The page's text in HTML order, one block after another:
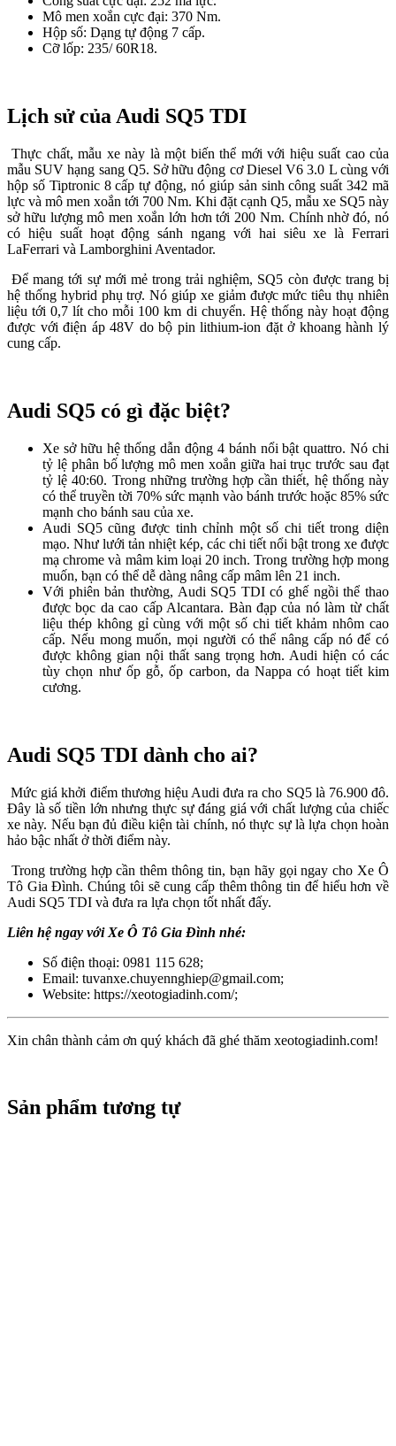
Mô men xoắn cực đại: 370 Nm.
Hộp số: Dạng tự động 7 cấp.
Cỡ lốp: 235/ 60R18.
Lịch sử của Audi SQ5 TDI
Thực chất, mẫu xe này là một biến thể mới với hiệu suất cao của
mẫu SUV hạng sang Q5. Sở hữu động cơ Diesel V6 3.0 L cùng với
hộp số Tiptronic 8 cấp tự động, nó giúp sản sinh công suất 342 mã
lực và mô men xoắn tới 700 Nm. Khi đặt cạnh Q5, mẫu xe SQ5 này
sở hữu lượng mô men xoắn lớn hơn tới 200 Nm. Chính nhờ đó, nó
có hiệu suất hoạt động sánh ngang với hai siêu xe là Ferrari
LaFerrari và Lamborghini Aventador.
Để mang tới sự mới mẻ trong trải nghiệm, SQ5 còn được trang bị
hệ thống hybrid phụ trợ. Nó giúp xe giảm được mức tiêu thụ nhiên
liệu tới 0,7 lít cho mỗi 100 km di chuyển. Hệ thống này hoạt động
được với điện áp 48V do bộ pin lithium-ion đặt ở khoang hành lý
cung cấp.
Audi SQ5 có gì đặc biệt?
Xe sở hữu hệ thống dẫn động 4 bánh nổi bật quattro. Nó chi
tỷ lệ phân bố lượng mô men xoắn giữa hai trục trước sau đạt
tỷ lệ 40:60. Trong những trường hợp cần thiết, hệ thống này
có thể truyền tời 70% sức mạnh vào bánh trước hoặc 85% sức
mạnh cho bánh sau của xe.
Audi SQ5 cũng được tinh chỉnh một số chi tiết trong diện
mạo. Như lưới tản nhiệt kép, các chi tiết nổi bật trong xe được
mạ chrome và mâm kim loại 20 inch. Trong trường hợp mong
muốn, bạn có thể dễ dàng nâng cấp mâm lên 21 inch.
Với phiên bản thường, Audi SQ5 TDI có ghế ngồi thể thao
được bọc da cao cấp Alcantara. Bàn đạp của nó làm từ chất
liệu thép không gỉ cùng với một số chi tiết khảm nhôm cao
cấp. Nếu mong muốn, mọi người có thể nâng cấp nó để có
được không gian nội thất sang trọng hơn. Audi hiện có các
tùy chọn như ốp gỗ, ốp carbon, da Nappa có hoạt tiết kim
cương.
Audi SQ5 TDI dành cho ai?
Mức giá khởi điểm thương hiệu Audi đưa ra cho SQ5 là 76.900 đô.
Đây là số tiền lớn nhưng thực sự đáng giá với chất lượng của chiếc
xe này. Nếu bạn đủ điều kiện tài chính, nó thực sự là lựa chọn hoàn
hảo bậc nhất ở thời điểm này.
Trong trường hợp cần thêm thông tin, bạn hãy gọi ngay cho Xe Ô
Tô Gia Đình. Chúng tôi sẽ cung cấp thêm thông tin để hiểu hơn về
Audi SQ5 TDI và đưa ra lựa chọn tốt nhất đấy.
Liên hệ ngay với Xe Ô Tô Gia Đình nhé:
Số điện thoại: 0981 115 628;
Email: tuvanxe.chuyennghiep@gmail.com;
Website: https://xeotogiadinh.com/;
Xin chân thành cảm ơn quý khách đã ghé thăm xeotogiadinh.com!
Sản phẩm tương tự